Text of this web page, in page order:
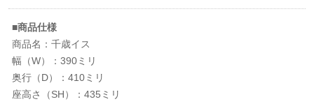
■商品仕様
商品名：千歳イス
幅（W）：390ミリ
奥行（D）：410ミリ
座高さ（SH）：435ミリ